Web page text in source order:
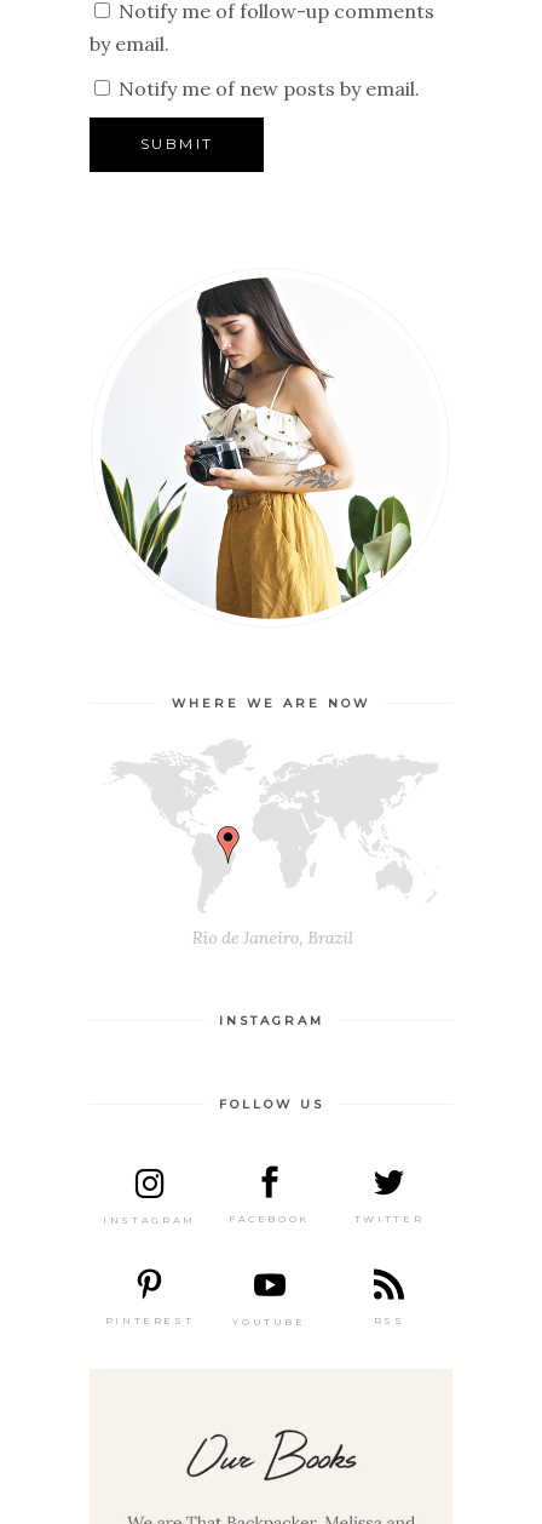
Notify me of follow-up comments
by email.
Notify me of new posts by email.
WHERE WE ARE NOW
INSTAGRAM
FOLLOW US
INSTAGRAM FACEBOOK TWITTER
PINTEREST YOUTUBE RSS